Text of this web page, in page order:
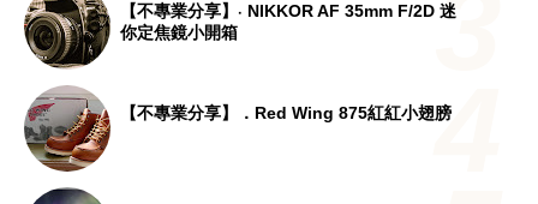
【不專業分享】‧ NIKKOR AF 35mm F/2D 迷
你定焦鏡小開箱
【不專業分享】．Red Wing 875紅紅小翅膀